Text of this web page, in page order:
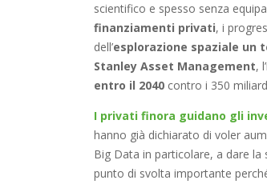
scientifico e spesso senza
finanziamenti privati, i
dell’esplorazione spaziale un
Stanley Asset Management,
entro il 2040 contro i 350
I privati finora guidano gli
hanno già dichiarato di voler
Big Data in particolare, a dare
punto di svolta importante